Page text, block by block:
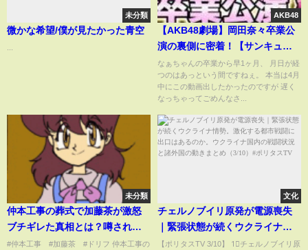
未分類
微かな希望/僕が見たかった青空
AKB48
【AKB48劇場】岡田奈々卒業公
演の裏側に密着！【サンキュー
ナッナ】
なぁちゃんの卒業から早1ヶ月、 月日が経
つのはあっという間ですねぇ。 本当は4月
中にこの動画出したかったのですが 遅く
なっちゃってごめんなさ...
未分類
仲本工事の葬式で加藤茶が激怒
ブチギレた真相とは？噂されて
いる本当の死因に驚きを隠せな
#仲本工事 #加藤茶 #ドリフ 仲本工事の
文化
チェルノブイリ原発が電源喪失
｜緊張状態が続くウクライナ情
勢。激化する都市戦闘に出口は
【ポリタスTV 3/10】 1⃣チェルノブイリ原